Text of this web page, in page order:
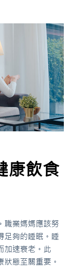
康飲食
職業媽媽應該努
足夠的睡眠。睡
加速衰老。此
態至關重要。